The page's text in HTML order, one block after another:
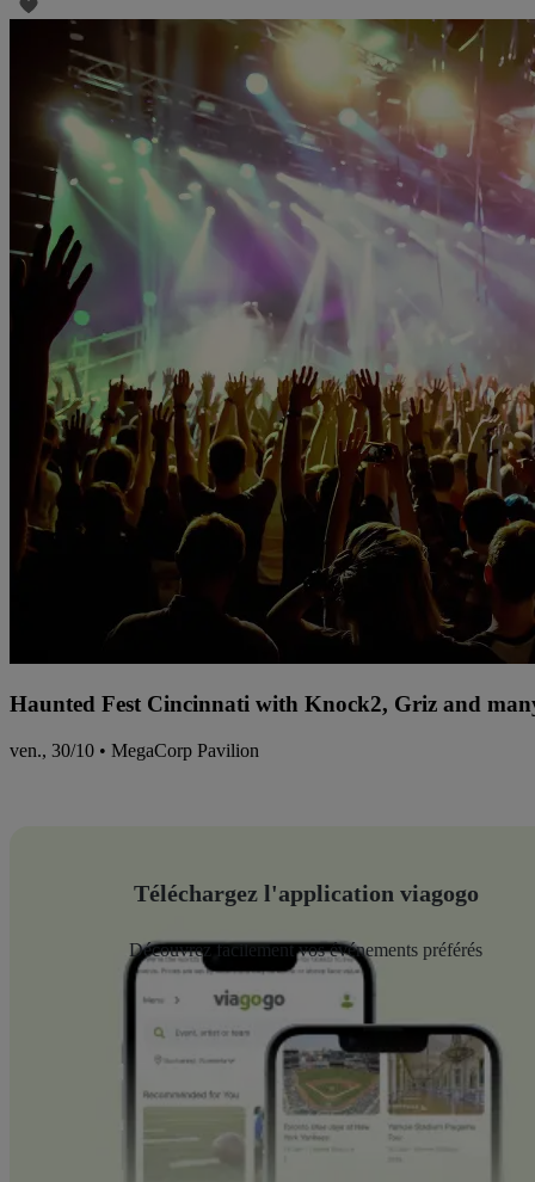
Haunted Fest Cincinnati with Knock2, Griz and
ven., 30/10 • MegaCorp Pavilion
Téléchargez l'application viagogo
Découvrez facilement vos événements préférés